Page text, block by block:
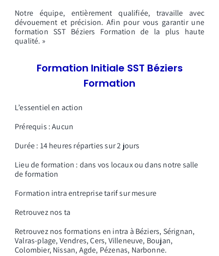
Notre équipe, entièrement qualifiée, travaille avec
dévouement et précision. Afin pour vous garantir une
formation SST Béziers Formation de la plus haute
qualité. »
Formation Initiale SST Béziers
Formation
L’essentiel en action
Prérequis : Aucun
Durée : 14 heures réparties sur 2 jours
Lieu de formation : dans vos locaux ou dans notre salle
de formation
Formation intra entreprise tarif sur mesure
Retrouvez nos ta
Retrouvez nos formations en intra à Béziers, Sérignan,
Valras-plage, Vendres, Cers, Villeneuve, Boujan,
Colombier, Nissan, Agde, Pézenas, Narbonne.